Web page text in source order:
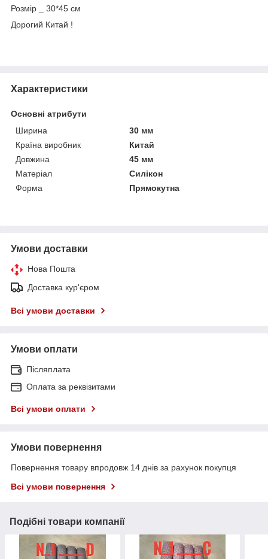
Розмір _ 30*45 см
Дорогий Китай !
Характеристики
Основні атрибути
Ширина
30 мм
Країна виробник
Китай
Довжина
45 мм
Матеріал
Силікон
Форма
Прямокутна
Умови доставки
Нова Пошта
Доставка кур'єром
Всі умови доставки
Умови оплати
Післяплата
Оплата за реквізитами
Всі умови оплати
Умови повернення
Повернення товару впродовж 14 днів за рахунок покупця
Всі умови повернення
Подібні товари компанії